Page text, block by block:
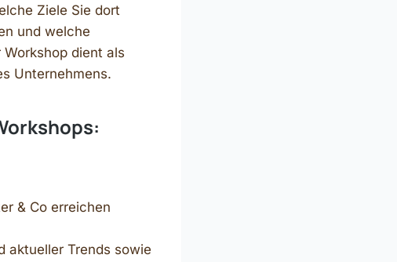
Ziele Sie dort
und welche
dient als
Unternehmens.
& Co erreichen
aktueller Trends sowie